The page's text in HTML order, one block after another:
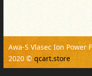
Awa-S Vlasec Ion Power
2020 © qcart.store